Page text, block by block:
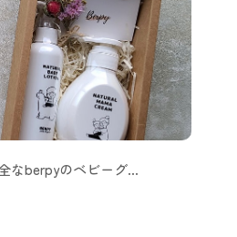
なberpyのベビーグ…